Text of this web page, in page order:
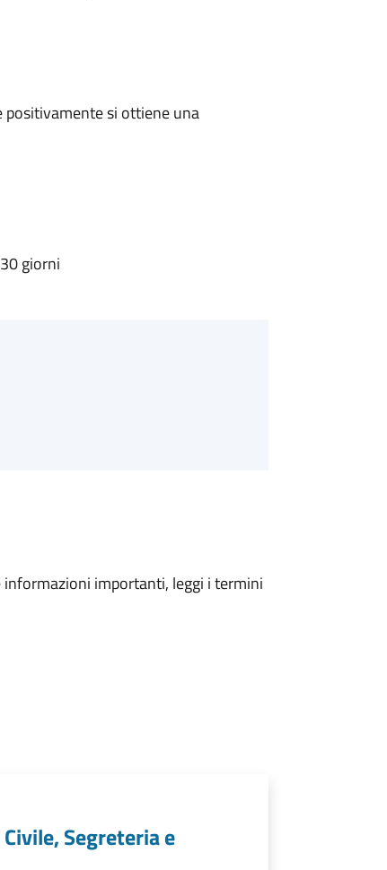
si ottiene una
giorni
importanti, leggi i termini
Segreteria e